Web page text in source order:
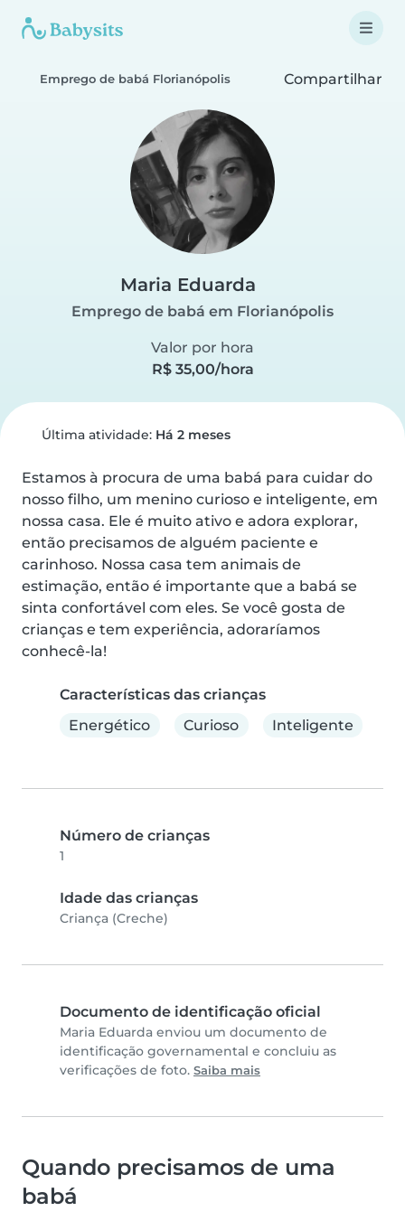
Emprego de babá Florianópolis Compartilhar
Maria Eduarda
Emprego de babá em Florianópolis
Valor por hora
R$ 35,00/hora
Última atividade: Há 2 meses
Estamos à procura de uma babá para cuidar do
nosso filho, um menino curioso e inteligente, em
nossa casa. Ele é muito ativo e adora explorar,
então precisamos de alguém paciente e
carinhoso. Nossa casa tem animais de
estimação, então é importante que a babá se
sinta confortável com eles. Se você gosta de
crianças e tem experiência, adoraríamos
conhecê-la!
Características das crianças
Energético
Curioso Inteligente
Número de crianças
1
Idade das crianças
Criança (Creche)
Documento de identificação oficial
Maria Eduarda enviou um documento de
identificação governamental e concluiu as
verificações de foto. Saiba mais
Quando precisamos de uma
babá